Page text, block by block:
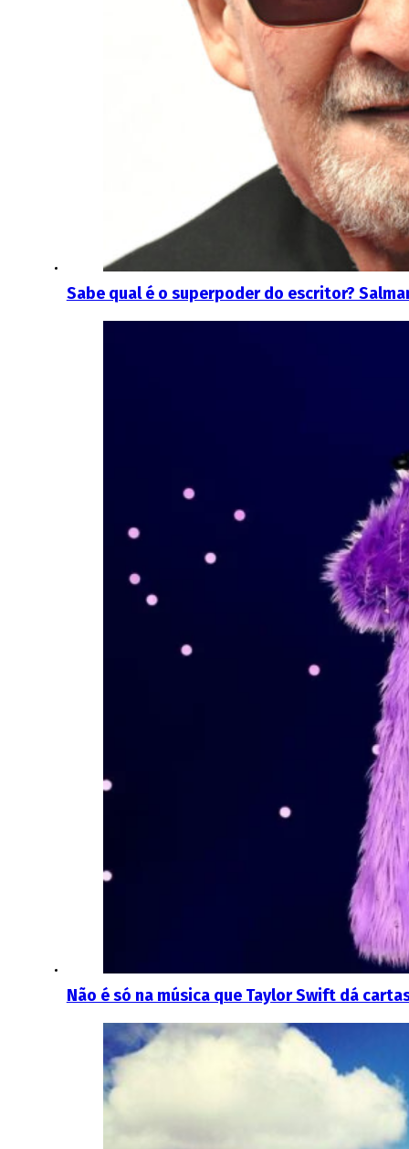
Sabe qual é o superpoder do escritor?
Não é só na música que Taylor Swift dá